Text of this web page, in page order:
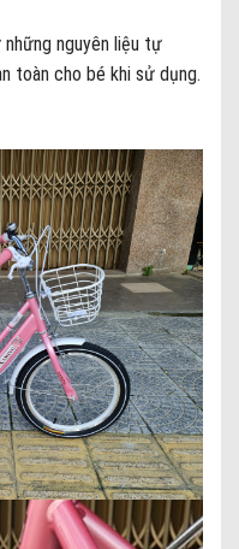
nguyên liệu tự
toàn cho bé khi sử dụng.